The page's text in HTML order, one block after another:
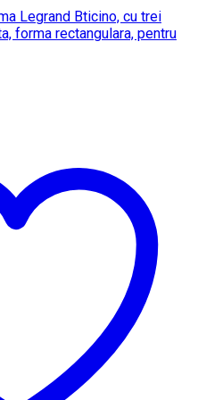
Legrand Bticino, cu trei
forma rectangulara, pentru